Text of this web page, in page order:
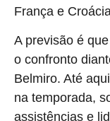
França e
A previsão é
o confronto
Belmiro. Até
na temporada,
assistências e